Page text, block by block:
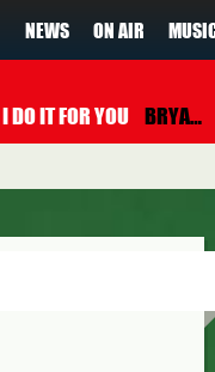
NEWS ON AIR
DO IT FOR YOU BRYAN ADAMS